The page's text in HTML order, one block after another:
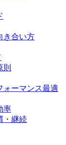
き合い方
ーマンス最適
率
・継続